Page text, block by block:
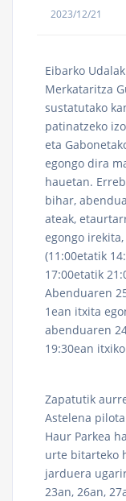
2023/12/21
Eibarko
Merkataritza
sustatutako
patinatzeko
eta
egongo dira
hauetan.
bihar,
ateak,
egongo
(11:00etatik
17:00etatik
Abenduaren
1ean itxita
abenduaren
19:30ean
Zapatutik
Astelena
Haur Parkea
urte bitarteko
jarduera
23an, 26an,